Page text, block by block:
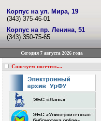
Корпус на ул. Мира, 19
(343) 375-46-01
Корпус на пр. Ленина, 51
(343) 350-75-65
Сегодня 7 августа 2026 года
Советуем посетить...